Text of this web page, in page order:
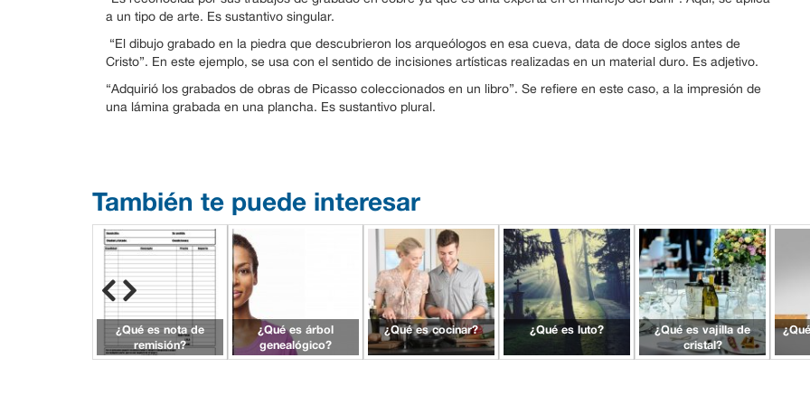
a un tipo de arte. Es sustantivo singular.
“El dibujo grabado en la piedra que descubrieron los arqueólogos en esa cueva, data de doce siglos antes de
Cristo”. En este ejemplo, se usa con el sentido de incisiones artísticas realizadas en un material duro. Es adjetivo.
“Adquirió los grabados de obras de Picasso coleccionados en un libro”. Se refiere en este caso, a la impresión de
una lámina grabada en una plancha. Es sustantivo plural.
También te puede interesar
¿Qué es nota de
remisión?
¿Qué es árbol
genealógico?
¿Qué es cocinar? ¿Qué es luto?
¿Qué es vajilla de
cristal?